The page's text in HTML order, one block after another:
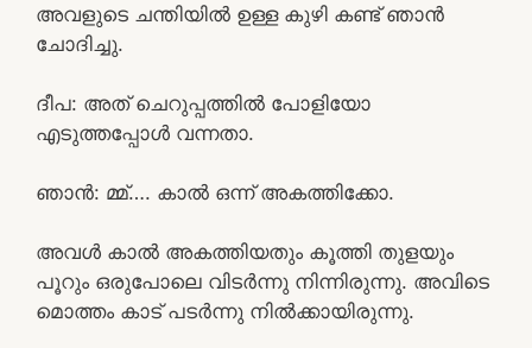
അവളുടെ ചന്തിയിൽ ഉള്ള കുഴി കണ്ട് ഞാൻ
ചോദിച്ചു.
ദീപ: അത് ചെറുപ്പത്തിൽ പോളിയോ
എടുത്തപ്പോൾ വന്നതാ.
ഞാൻ: മ്മ്…. കാൽ ഒന്ന് അകത്തിക്കോ.
അവൾ കാൽ അകത്തിയതും കൂത്തി തുളയും
പൂറും ഒരുപോലെ വിടർന്നു നിന്നിരുന്നു. അവിടെ
മൊത്തം കാട് പടർന്നു നിൽക്കായിരുന്നു.